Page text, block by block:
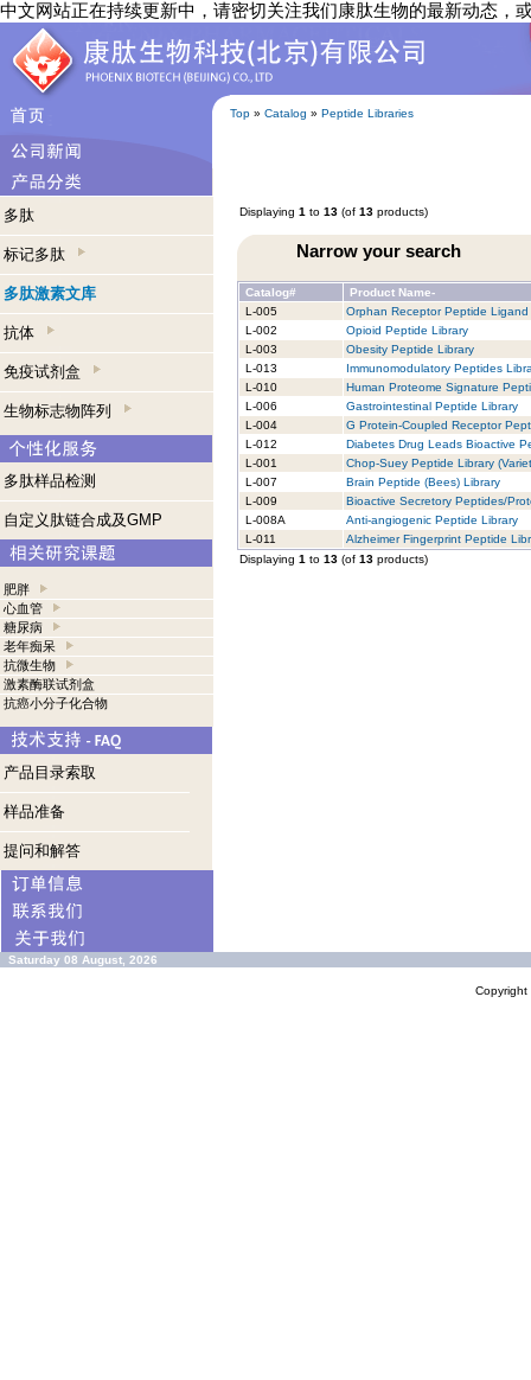
中文网站正在持续更新中，请密切关注我们康肽生物的最新动态，
Top » Catalog » Peptide Libraries
多肽
标记多肽
多肽激素文库
抗体
免疫试剂盒
生物标志物阵列
多肽样品检测
自定义肽链合成及GMP
肥胖
心血管
糖尿病
老年痴呆
抗微生物
激素酶联试剂盒
抗癌小分子化合物
产品目录索取
样品准备
提问和解答
Displaying 1 to 13 (of 13 products)
Narrow your search
Catalog#
Product Name-
L-005
Orphan Receptor Peptide Ligand
L-002
Opioid Peptide Library
L-003
Obesity Peptide Library
L-013
Immunomodulatory Peptides
L-010
Human Proteome Signature
L-006
Gastrointestinal Peptide Library
L-004
G Protein-Coupled Receptor
L-012
Diabetes Drug Leads Bioactive
L-001
Chop-Suey Peptide Library
L-007
Brain Peptide (Bees) Library
L-009
Bioactive Secretory Peptides/
L-008A
Anti-angiogenic Peptide Library
L-011
Alzheimer Fingerprint Peptide
Displaying 1 to 13 (of 13 products)
Saturday 08 August, 2026